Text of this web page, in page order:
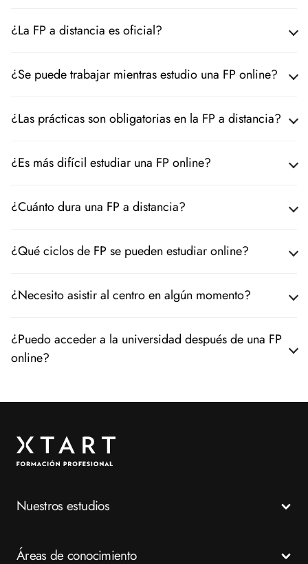
¿La FP a distancia es oficial?
¿Se puede trabajar mientras estudio una FP online?
¿Las prácticas son obligatorias en la FP a distancia?
¿Es más difícil estudiar una FP online?
¿Cuánto dura una FP a distancia?
¿Qué ciclos de FP se pueden estudiar online?
¿Necesito asistir al centro en algún momento?
¿Puedo acceder a la universidad después de una FP
online?
Nuestros estudios
Grados Medios
Áreas de conocimiento